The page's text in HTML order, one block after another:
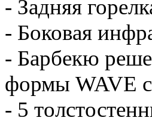
- Задняя
- Боковая
- Барбекю
формы WAVE
- 5